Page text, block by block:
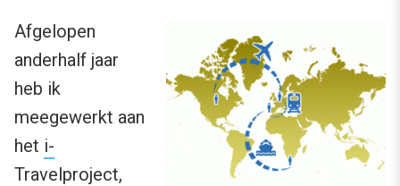
Afgelopen
anderhalf jaar
heb ik
meegewerkt aan
het i-
Travelproject,